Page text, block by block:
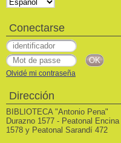
Conectarse
Olvidé mi contraseña
Dirección
BIBLIOTECA "Antonio Pena"
Durazno 1577 - Peatonal Encina
1578 y Peatonal Sarandí 472